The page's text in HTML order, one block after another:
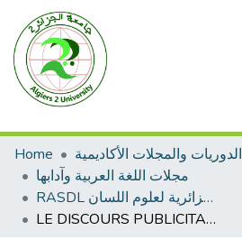
Home
الدوريات والمجلات الأكاديمية
مجلات اللغة العربية وآدابها
RASDL المجلة الجزائرية لعلوم اللسان
LE DISCOURS PUBLICITAIRE TÉLÉVISUEL ALGERIEN COMME BERCEAU, RELAIS ET CATALYSEUR DES REPRÉSENTATIONS SOCIÉTALES